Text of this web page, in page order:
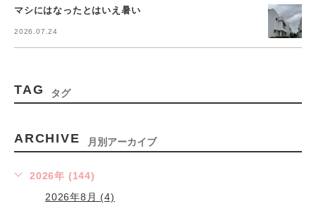
マシにはなったとはいえ暑い
2026.07.24
TAG タグ
ARCHIVE 月別アーカイブ
2026年 (144)
2026年8月 (4)